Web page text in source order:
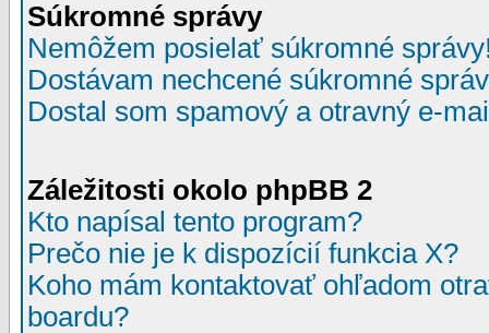
Súkromné správy
Nemôžem posielať súkromné
Dostávam nechcené súkromné
Dostal som spamový a otravný e-
Záležitosti okolo phpBB 2
Kto napísal tento program?
Prečo nie je k dispozícií funkcia X?
Koho mám kontaktovať ohľadom
boardu?